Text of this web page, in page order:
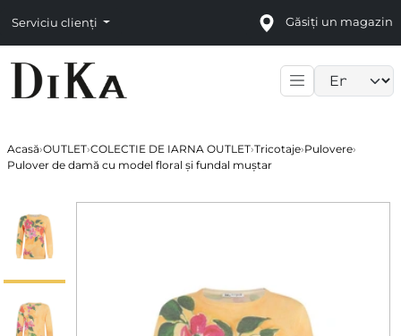
Serviciu clienți Găsiți un magazin
Acasă›OUTLET›COLECTIE DE IARNA OUTLET›Tricotaje›Pulovere›
Pulover de damă cu model floral și fundal muștar